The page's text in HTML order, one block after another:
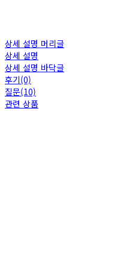
상세 설명 머리글
상세 설명
상세 설명 바닥글
후기(0)
질문(10)
관련 상품